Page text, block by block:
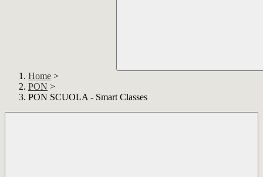
Home >
PON >
PON SCUOLA - Smart Classes